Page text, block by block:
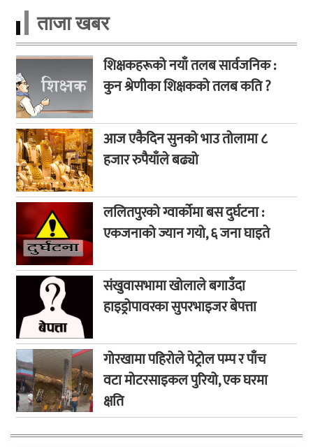
ताजा खबर
शिक्षकहरूको नयाँ तलब सार्वजनिक :
कुन श्रेणीका शिक्षकको तलब कति ?
आज एकैदिन सुनको भाउ तोलामा ८
हजार रुपैयाँले बढ्यो
ललितपुरको ग्वार्कोमा बस दुर्घटना :
एकजनाको ज्यान गयो, ६ जना घाइते
संखुवासभामा खोलाले बगाउँदा
हाइड्रोपावरका सुपरभाइजर बेपत्ता
गोरखामा पहिरोले पेट्रोल पम्प र पाँच
वटा मोटरसाइकल पुरियो, एक घरमा
क्षति